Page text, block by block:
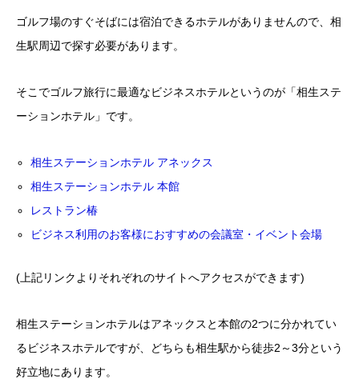
ゴルフ場のすぐそばには宿泊できるホテルがありませんので、相
生駅周辺で探す必要があります。
そこでゴルフ旅行に最適なビジネスホテルというのが「相生ステ
ーションホテル」です。
相生ステーションホテル アネックス
相生ステーションホテル 本館
レストラン椿
ビジネス利用のお客様におすすめの会議室・イベント会場
(上記リンクよりそれぞれのサイトへアクセスができます)
相生ステーションホテルはアネックスと本館の2つに分かれてい
るビジネスホテルですが、どちらも相生駅から徒歩2～3分という
好立地にあります。